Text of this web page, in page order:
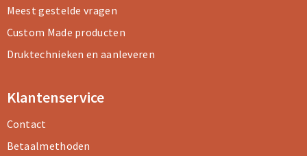
Meest gestelde vragen
Custom Made producten
Druktechnieken en aanleveren
Klantenservice
Contact
Betaalmethoden